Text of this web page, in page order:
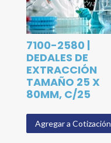
7100-2580 |
DEDALES DE
EXTRACCIÓN
TAMAÑO 25 X
80MM, C/25
Agregar a Cotización